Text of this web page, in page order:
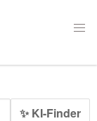
✨ KI-Finder